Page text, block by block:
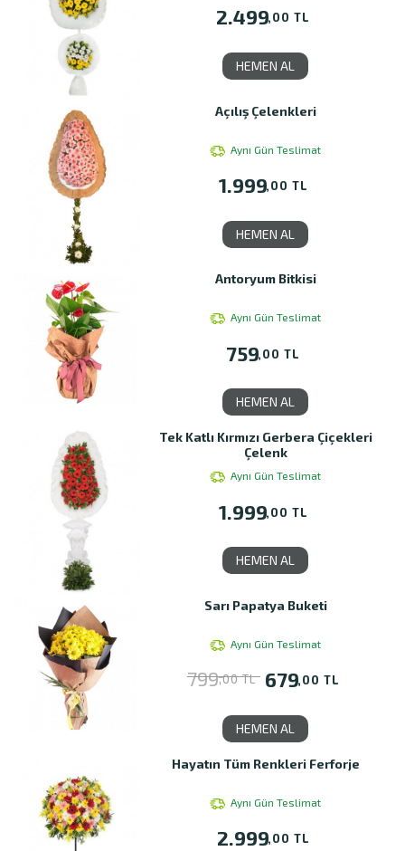
2.499,00 TL
HEMEN AL
Açılış Çelenkleri
Aynı Gün Teslimat
1.999,00 TL
HEMEN AL
Antoryum Bitkisi
Aynı Gün Teslimat
759,00 TL
HEMEN AL
Tek Katlı Kırmızı Gerbera Çiçekleri
Çelenk
Aynı Gün Teslimat
1.999,00 TL
HEMEN AL
Sarı Papatya Buketi
Aynı Gün Teslimat
799,00 TL 679,00 TL
HEMEN AL
Hayatın Tüm Renkleri Ferforje
Aynı Gün Teslimat
2.999,00 TL